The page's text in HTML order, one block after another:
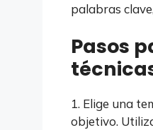
palabras
Pasos
1. Elige una
objetivo.